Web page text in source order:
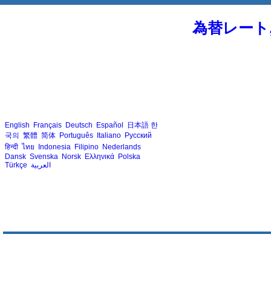
為替レー
English Français Deutsch Español 日本語 한
국의 繁體 简体 Português Italiano Русский
हिन्दी ไทย Indonesia Filipino Nederlands
Dansk Svenska Norsk Ελληνικά Polska
Türkçe العربية